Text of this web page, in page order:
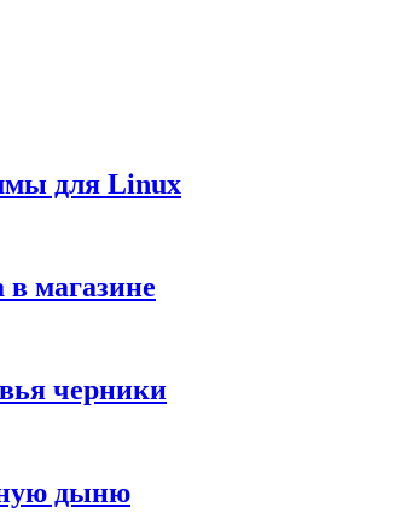
для Linux
в магазине
черники
дыню